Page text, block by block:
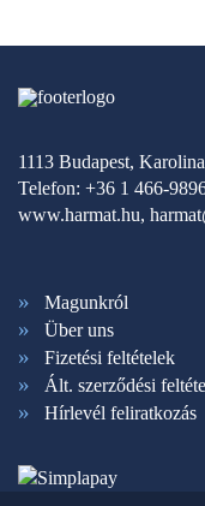
1113 Budapest,
Telefon: +36 1 466-
www.harmat.hu,
Magunkról
Über uns
Fizetési feltételek
Ált. szerződési
Hírlevél feliratkozás